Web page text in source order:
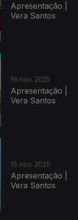
Apresentação |
Vera Santos
19 nov. 2025
Apresentação |
Vera Santos
18 nov. 2025
Apresentação |
Vera Santos